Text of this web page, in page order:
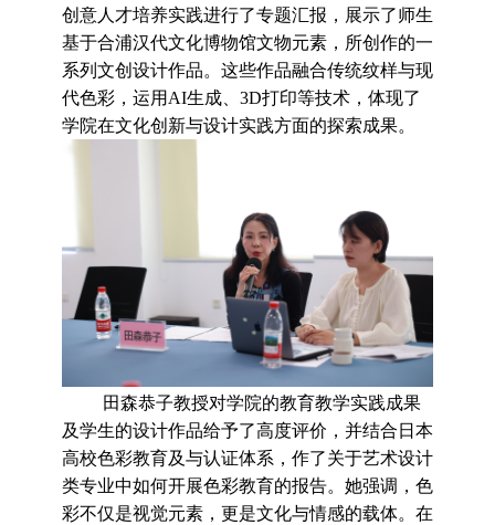
创意人才培养实践进行了专题汇报，展示了师生
基于合浦汉代文化博物馆文物元素 ， 所创作的一
系列文创设计作品。这些作品融合传统纹样与现
代色彩，运用AI生成、3D打印等技术，体现了
学院在文化创新与设计实践方面的探索成果。
田森恭子教授对学院的教育教学实践成果
及学生的设计作品给予了高度评价， 并结合日本
高校色彩教育及与认证体系 ，作了关于艺术设计
类专业中如何开展色彩教育的报告。她强调，色
彩不仅是视觉元素，更是文化与情感的载体。在